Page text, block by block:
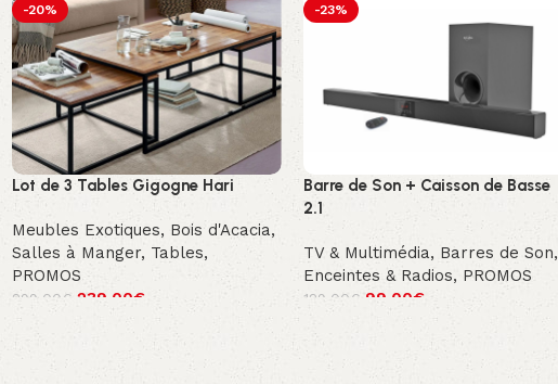
-20%
Lot de 3 Tables Gigogne Hari
Meubles Exotiques, Bois d'Acacia,
Salles à Manger, Tables,
PROMOS
299.00€ 239.00€
-23%
Barre de Son + Caisson de Basse
2.1
TV & Multimédia, Barres de Son,
Enceintes & Radios, PROMOS
129.00€ 99.00€